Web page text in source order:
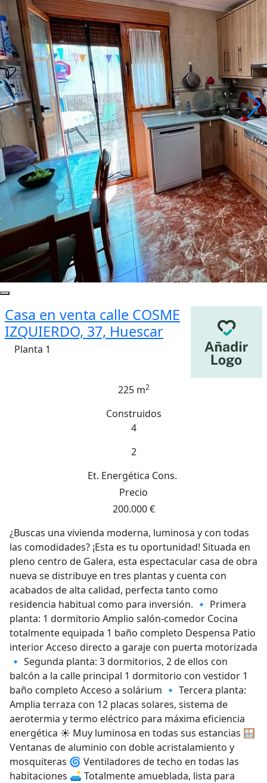
Casa en venta calle COSME
IZQUIERDO, 37, Huescar
Planta 1
225 m2
Construidos
4
2
Et. Energética Cons.
Precio
200.000 €
¿Buscas una vivienda moderna, luminosa y con todas
las comodidades? ¡Esta es tu oportunidad! Situada en
pleno centro de Galera, esta espectacular casa de obra
nueva se distribuye en tres plantas y cuenta con
acabados de alta calidad, perfecta tanto como
residencia habitual como para inversión. 🔹 Primera
planta: 1 dormitorio Amplio salón-comedor Cocina
totalmente equipada 1 baño completo Despensa Patio
interior Acceso directo a garaje con puerta motorizada
🔹 Segunda planta: 3 dormitorios, 2 de ellos con
balcón a la calle principal 1 dormitorio con vestidor 1
baño completo Acceso a solárium 🔹 Tercera planta:
Amplia terraza con 12 placas solares, sistema de
aerotermia y termo eléctrico para máxima eficiencia
energética ☀️ Muy luminosa en todas sus estancias 🪟
Ventanas de aluminio con doble acristalamiento y
mosquiteras 🌀 Ventiladores de techo en todas las
habitaciones 🛋️ Totalmente amueblada, lista para